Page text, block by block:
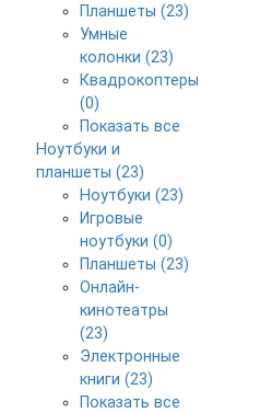
Планшеты (23)
Умные
колонки (23)
Квадрокоптеры
(0)
Показать все
Ноутбуки и
планшеты (23)
Ноутбуки (23)
Игровые
ноутбуки (0)
Планшеты (23)
Онлайн-
кинотеатры
(23)
Электронные
книги (23)
Показать все